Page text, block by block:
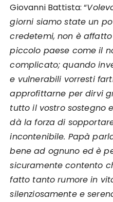
Giovanni Battista: “
giorni siamo state un
credetemi, non è
piccolo paese come il
complicato; quando
e vulnerabili vorresti
approfittarne per dirvi
tutto il vostro sostegno
dà la forza di
incontenibile. Papà
bene ad ognuno ed è
sicuramente contento
fatto tanto rumore in
silenziosamente e